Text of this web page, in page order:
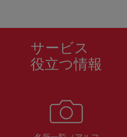
サービス
役立つ情報